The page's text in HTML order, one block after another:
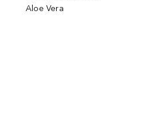
Aloe Vera